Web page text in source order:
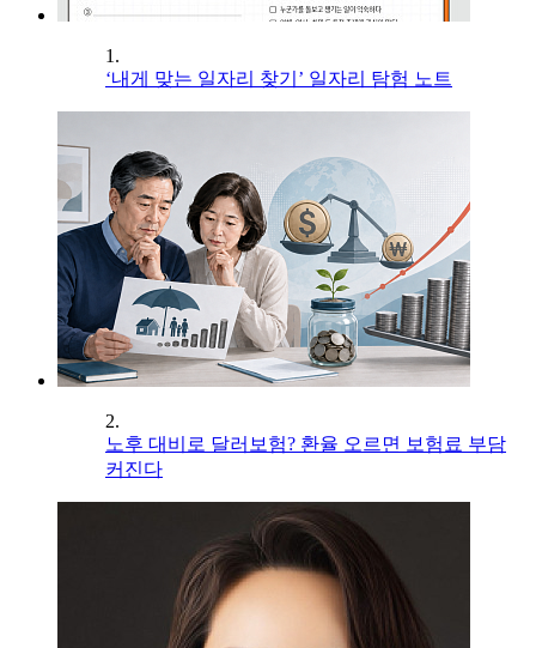
1.
‘내게 맞는 일자리 찾기’ 일자리 탐험 노트
2.
노후 대비로 달러보험? 환율 오르면 보험료 부담
커진다